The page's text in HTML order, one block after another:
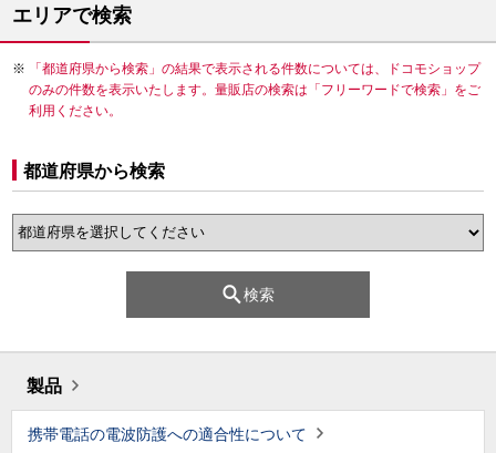
エリアで検索
「都道府県から検索」の結果で表示される件数については、ドコモショップ
のみの件数を表示いたします。量販店の検索は「フリーワードで検索」をご
利用ください。
都道府県から検索
検索
製品
携帯電話の電波防護への適合性について